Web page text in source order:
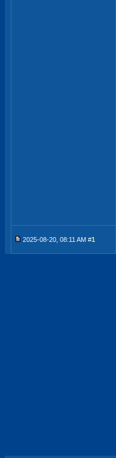
2025-08-20, 08:11 AM #1